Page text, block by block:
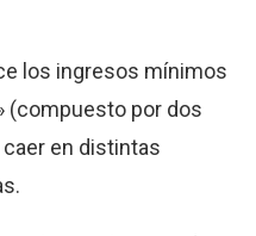
los ingresos mínimos
(compuesto por dos
en distintas